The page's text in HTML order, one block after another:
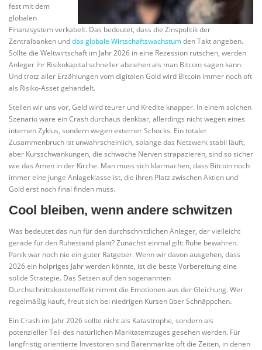
fest mit dem
globalen
Finanzsystem verkabelt. Das bedeutet, dass die Zinspolitik der
Zentralbanken unddas globale Wirtschaftswachstumden Takt angeben.
Sollte die Weltwirtschaft im Jahr 2026 in eine Rezession rutschen, werden
Anleger ihr Risikokapital schneller abziehen als man Bitcoin sagen kann.
Und trotz aller Erzählungen vom digitalen Gold wird Bitcoin immer noch oft
als Risiko-Asset gehandelt.
Stellen wir uns vor, Geld wird teurer und Kredite knapper. In einem solchen
Szenario wäre ein Crash durchaus denkbar, allerdings nicht wegen eines
internen Zyklus, sondern wegen externer Schocks. Ein totaler
Zusammenbruch ist unwahrscheinlich, solange das Netzwerk stabil läuft,
aber Kursschwankungen, die schwache Nerven strapazieren, sind so sicher
wie das Amen in der Kirche. Man muss sich klarmachen, dass Bitcoin noch
immer eine junge Anlageklasse ist, die ihren Platz zwischen Aktien und
Gold erst noch final finden muss.
Cool bleiben, wenn andere schwitzen
Was bedeutet das nun für den durchschnittlichen Anleger, der vielleicht
gerade für den Ruhestand plant? Zunächst einmal gilt: Ruhe bewahren.
Panik war noch nie ein guter Ratgeber. Wenn wir davon ausgehen, dass
2026 ein holpriges Jahr werden könnte, ist die beste Vorbereitung eine
solide Strategie. Das Setzen auf den sogenannten
Durchschnittskosteneffekt nimmt die Emotionen aus der Gleichung. Wer
regelmäßig kauft, freut sich bei niedrigen Kursen über Schnäppchen.
Ein Crash im Jahr 2026 sollte nicht als Katastrophe, sondern als
potenzieller Teil des natürlichen Marktatemzuges gesehen werden. Für
langfristig orientierte Investoren sind Bärenmärkte oft die Zeiten, in denen